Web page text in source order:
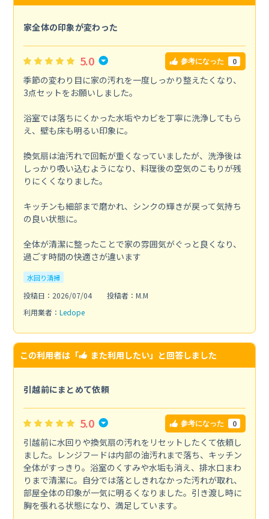
家全体の印象が変わった
5.0 参考になった 0
季節の変わり目に家の汚れを一度しっかり整えたくなり、
3点セットをお願いしました。
浴室では落ちにくかった水垢やカビを丁寧に洗浄してもら
え、壁も床も明るい印象に。
換気扇は油汚れで回転が重くなっていましたが、洗浄後は
しっかり吸い込むようになり、料理後の空気のこもりが残
りにくくなりました。
キッチンも細部まで磨かれ、シンクの輝きが戻って気持ち
の良い状態に。
全体が清潔に整ったことで家の雰囲気がぐっと良くなり、
過ごす時間の快適さが違います
水回り清掃
投稿日：2026/07/04
投稿者：M.M
利用業者： Ledope
この利用者は「 また利用したい」と回答しました
引越前にまとめて依頼
5.0 参考になった 0
引越前に水回りや換気扇の汚れをリセットしたくて依頼し
ました。レンジフードは内部の油汚れまで落ち、キッチン
全体がすっきり。浴室のくすみや水垢も消え、排水口まわ
りまで清潔に。自分では落としきれなかった汚れが取れ、
部屋全体の印象が一気に明るくなりました。引き渡し時に
胸を張れる状態になり、満足しています。